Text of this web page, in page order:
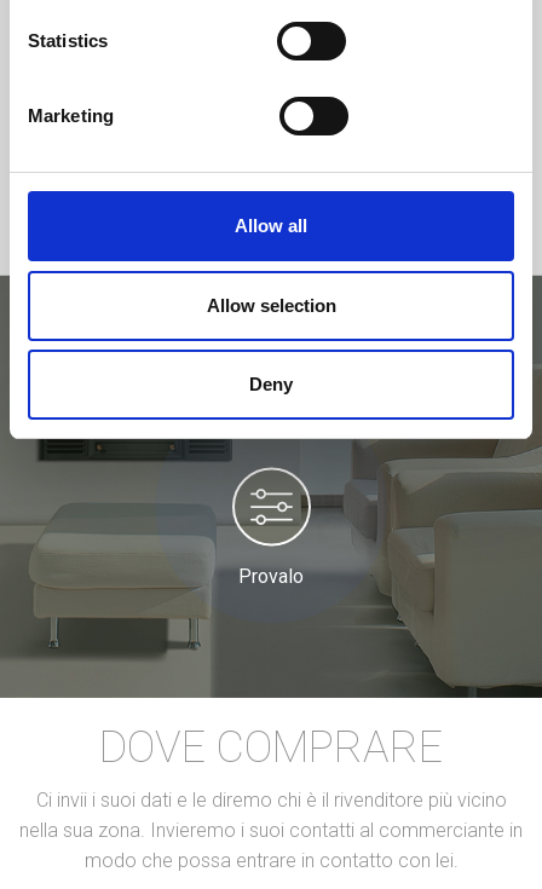
Statistics
Marketing
Allow all
Allow selection
Deny
Provalo sul simulatore
Provalo
DOVE COMPRARE
Ci invii i suoi dati e le diremo chi è il rivenditore più vicino
nella sua zona. Invieremo i suoi contatti al commerciante in
modo che possa entrare in contatto con lei.